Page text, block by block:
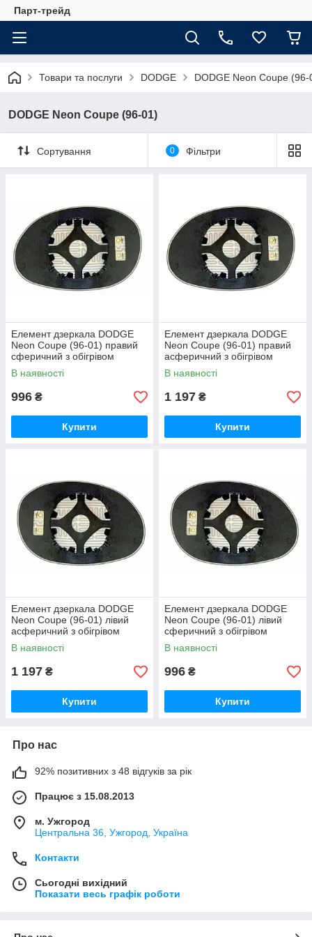
Парт-трейд
Товари та послуги DODGE DODGE Neon Coupe (96-
DODGE Neon Coupe (96-01)
Сортування 0 Фільтри
Елемент дзеркала DODGE
Neon Coupe (96-01) правий
сферичний з обігрівом
В наявності
996 ₴
Купити
Елемент дзеркала DODGE
Neon Coupe (96-01) правий
асферичний з обігрівом
В наявності
1 197 ₴
Купити
Елемент дзеркала DODGE
Neon Coupe (96-01) лівий
асферичний з обігрівом
В наявності
1 197 ₴
Купити
Елемент дзеркала DODGE
Neon Coupe (96-01) лівий
сферичний з обігрівом
В наявності
996 ₴
Купити
Про нас
92% позитивних з 48 відгуків за рік
Працює з 15.08.2013
м. Ужгород
Центральна 36, Ужгород, Україна
Контакти
Сьогодні вихідний
Показати весь графік роботи